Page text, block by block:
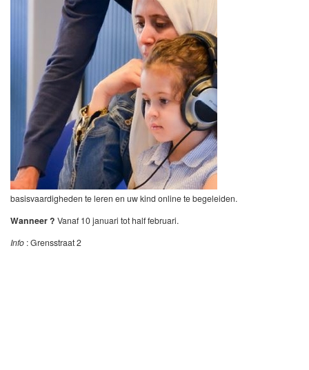
basisvaardigheden te leren en uw kind online te begeleiden.
Wanneer ? Vanaf 10 januari tot half februari.
Info : Grensstraat 2